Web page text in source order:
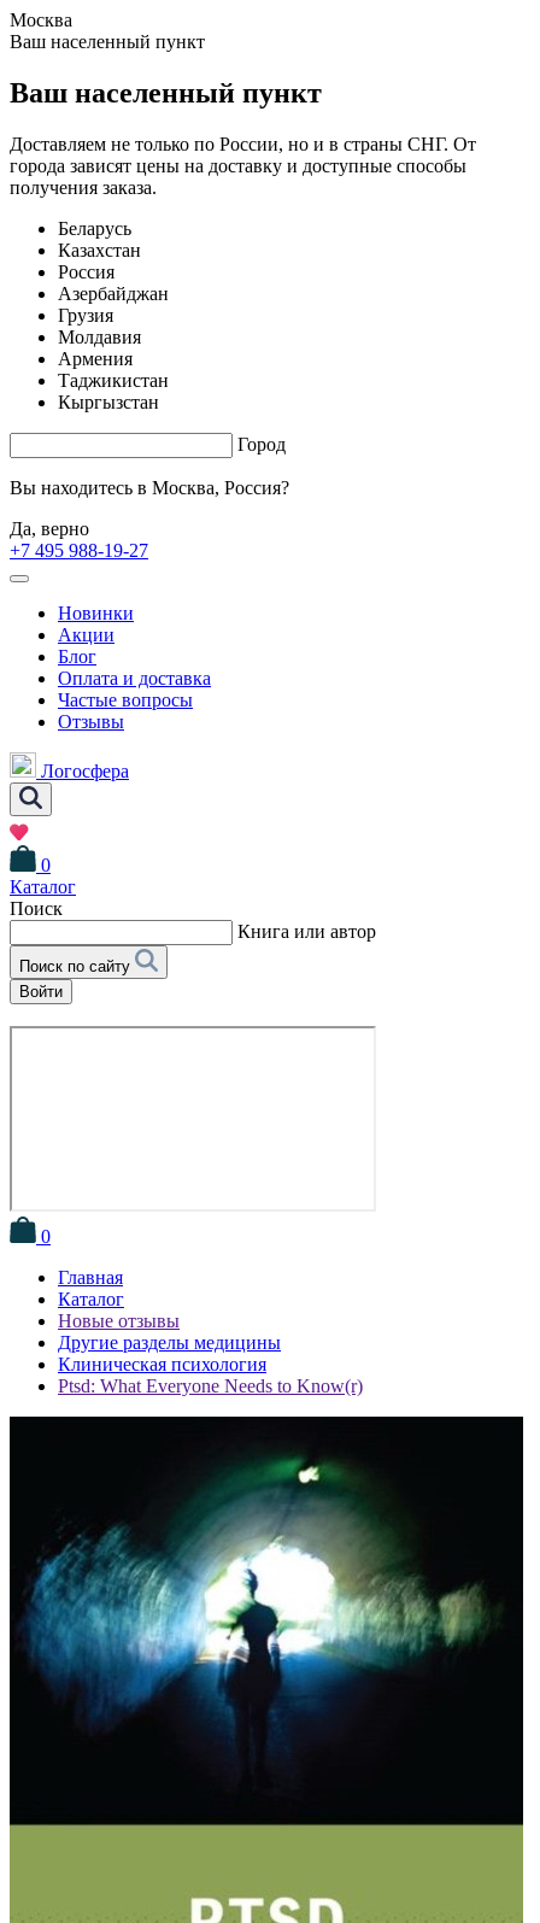
Москва
Ваш населенный пункт
Ваш населенный пункт
Доставляем не только по России, но и в страны СНГ. От
города зависят цены на доставку и доступные способы
получения заказа.
Беларусь
Казахстан
Россия
Азербайджан
Грузия
Молдавия
Армения
Таджикистан
Кыргызстан
Город
Вы находитесь в Москва, Россия?
Да, верно
+7 495 988-19-27
Новинки
Акции
Блог
Оплата и доставка
Частые вопросы
Отзывы
Логосфера
0
Каталог
Поиск
Книга или автор
Поиск по сайту
Войти
0
Главная
Каталог
Новые отзывы
Другие разделы медицины
Клиническая психология
Ptsd: What Everyone Needs to Know(r)